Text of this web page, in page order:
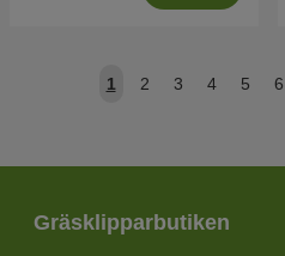
1 2 3 4 5 6
Gräsklipparbutiken